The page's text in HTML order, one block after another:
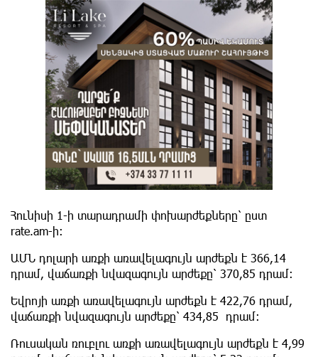
Հունիսի 1-ի տարադրամի փոխարժեքները՝ ըստ
rate.am-ի։
ԱՄՆ դոլարի առքի առավելագույն արժեքն է 366,14
դրամ, վաճառքի նվազագույն արժեքը՝ 370,85 դրամ:
Եվրոյի առքի առավելագույն արժեքն է 422,76 դրամ,
վաճառքի նվազագույն արժեքը՝ 434,85 դրամ:
Ռուսական ռուբլու առքի առավելագույն արժեքն է 4,99